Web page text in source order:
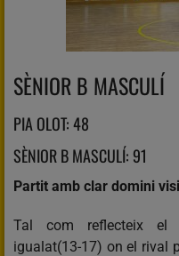
SÈNIOR B MASCULÍ
PIA OLOT: 48
SÈNIOR B MASCULÍ: 91
Partit amb clar domini
Tal com reflecteix el
igualat(13-17) on el rival